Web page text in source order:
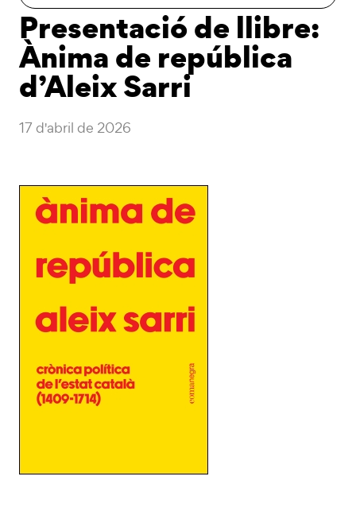
Presentació de llibre:
Ànima de república
d’Aleix Sarri
17 d'abril de 2026